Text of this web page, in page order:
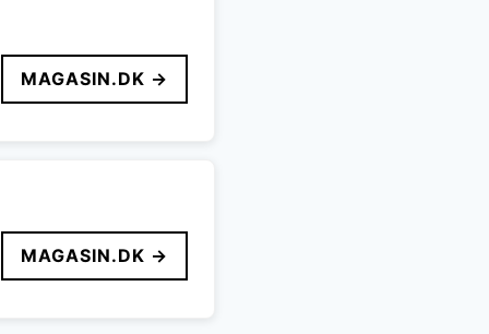
MAGASIN.DK →
MAGASIN.DK →